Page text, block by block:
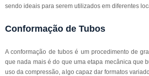
sendo ideais para serem utilizados em diferentes
Conformação de Tubos
A conformação de tubos é um procedimento de
que nada mais é do que uma etapa mecânica que
uso da compressão, algo capaz dar formatos